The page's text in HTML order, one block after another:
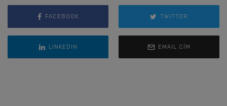
FACEBOOK TWITTER
LINKEDIN EMAIL CÍM